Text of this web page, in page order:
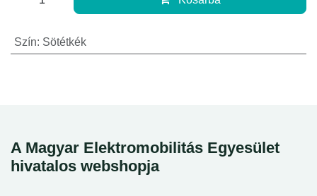
Szín: Sötétkék
A Magyar Elektromobilitás Egyesület
hivatalos webshopja